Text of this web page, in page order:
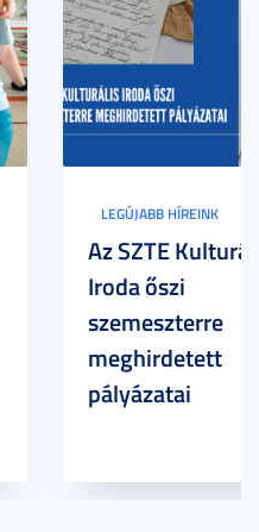
LEGÚJABB HÍREINK
Az SZTE
Iroda őszi
szemeszterre
meghirdetett
pályázatai